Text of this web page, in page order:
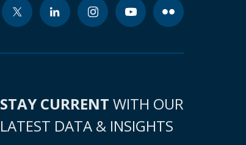
STAY CURRENT WITH OUR
LATEST DATA & INSIGHTS